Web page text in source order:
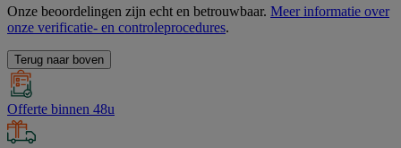
Onze beoordelingen zijn echt en betrouwbaar. Meer informatie over
onze verificatie- en controleprocedures.
Terug naar boven
Offerte binnen 48u